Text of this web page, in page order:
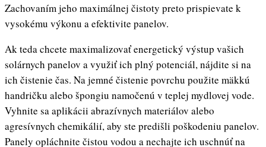
Zachovaním jeho maximálnej čistoty preto prispievate k
vysokému výkonu a efektivite panelov.
Ak teda chcete maximalizovať energetický výstup vašich
solárnych panelov a využiť ich plný potenciál, nájdite si na
ich čistenie čas. Na jemné čistenie povrchu použite mäkkú
handričku alebo špongiu namočenú v teplej mydlovej vode.
Vyhnite sa aplikácii abrazívnych materiálov alebo
agresívnych chemikálií, aby ste predišli poškodeniu panelov.
Panely opláchnite čistou vodou a nechajte ich uschnúť na